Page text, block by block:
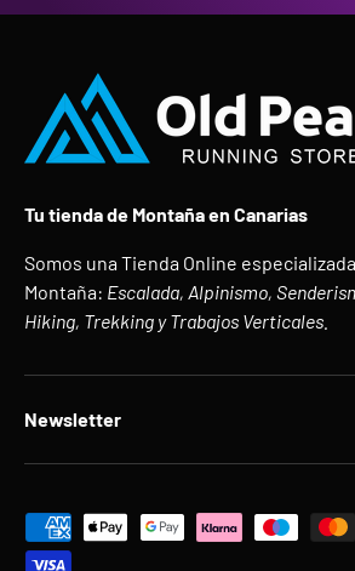
Tu tienda de Montaña en Canarias
Somos una Tienda Online
Montaña: Escalada, Alpinismo,
Hiking, Trekking y Trabajos Verticales.
Newsletter
Formas de pago aceptadas